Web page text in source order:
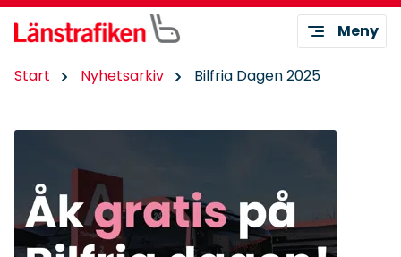
Meny
Start Nyhetsarkiv Bilfria Dagen 2025